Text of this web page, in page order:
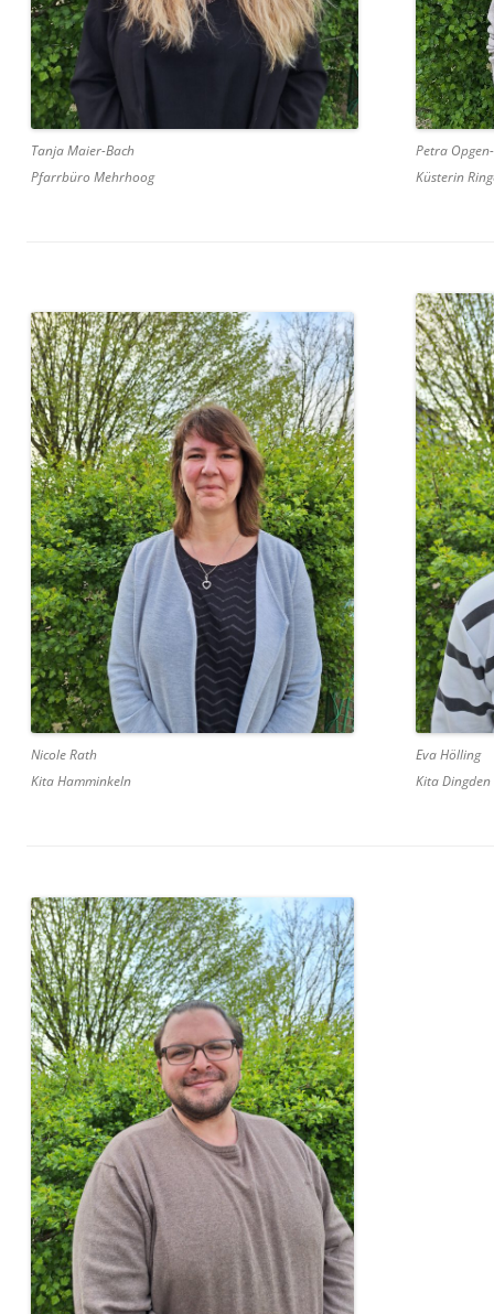
Tanja Maier-Bach
Pfarrbüro Mehrhoog
Petra
Küsterin
Nicole Rath
Kita Hamminkeln
Eva Hölling
Kita Dingden